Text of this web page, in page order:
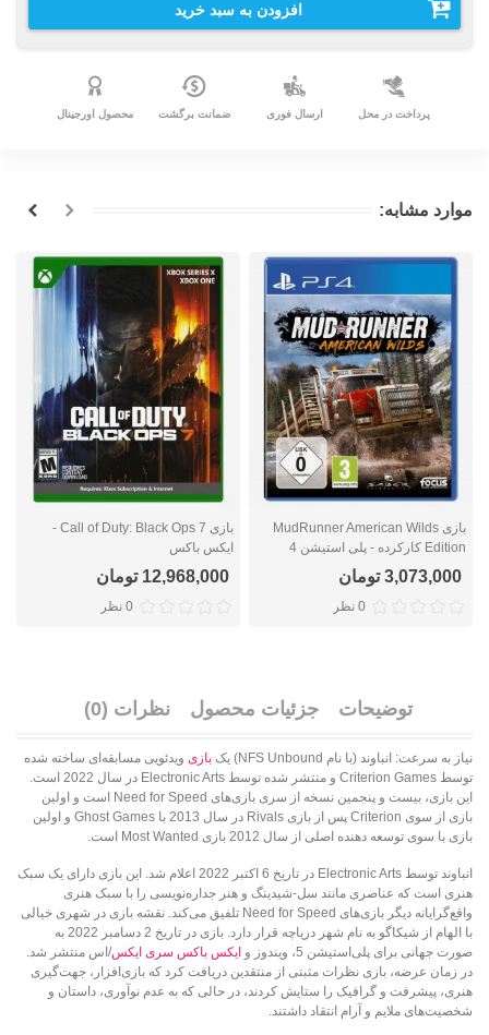
افزودن به سبد خرید
پرداخت در محل ارسال فوری ضمانت برگشت محصول اورجینال
موارد مشابه:
بازی MudRunner American Wilds
Edition کارکرده - پلی استیشن 4
3,073,000 تومان
0 نظر
بازی Call of Duty: Black Ops 7 -
ایکس باکس
12,968,000 تومان
0 نظر
توضیحات جزئیات محصول نظرات (0)
نیاز به سرعت: انباوند (با نام NFS Unbound) یک بازی ویدئویی مسابقه‌ای ساخته شده
توسط Criterion Games و منتشر شده توسط Electronic Arts در سال 2022 است.
این بازی، بیست و پنجمین نسخه از سری بازی‌های Need for Speed است و اولین
بازی از سوی Criterion پس از بازی Rivals در سال 2013 با Ghost Games و اولین
بازی با سوی توسعه دهنده اصلی از سال 2012 بازی Most Wanted است.
انباوند توسط Electronic Arts در تاریخ 6 اکتبر 2022 اعلام شد. این بازی دارای یک سبک
هنری است که عناصری مانند سل-شیدینگ و هنر جداره‌نویسی را با سبک هنری
واقع‌گرایانه دیگر بازی‌های Need for Speed تلفیق می‌کند. نقشه بازی در شهری خیالی
با الهام از شیکاگو به نام شهر دریاچه قرار دارد. بازی در تاریخ 2 دسامبر 2022 به
صورت جهانی برای پلی‌استیشن 5، ویندوز و
ایکس باکس سری ایکس/اس منتشر شد.
در زمان عرضه، بازی نظرات مثبتی از منتقدین دریافت کرد که بازی‌افزار، جهت‌گیری
هنری، پیشرفت و گرافیک را ستایش کردند، در حالی که به عدم نوآوری، داستان و
شخصیت‌های ملایم و آرام انتقاد داشتند.